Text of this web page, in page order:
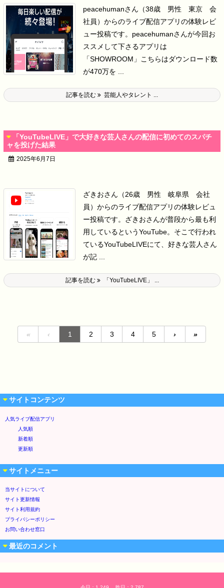
peacehumanさん（38歳 男性 東京 会
社員）からのライブ配信アプリの体験レビ
ュー投稿です。 peacehumanさんが今回お
ススメして下さるアプリは
「SHOWROOM」
こちらはダウンロード数
が470万を ...
記事を読む 芸能人やタレント ...
「YouTubeLIVE」で大好きな芸人さんの配信に初めてのスパチ
ャを投げた結果
2025年6月7日
ざきおさん（26歳 男性 岐阜県 会社
員）からのライブ配信アプリの体験レビュ
ー投稿です。 ざきおさんが普段から最も利
用しているというYouTube。 そこで行われ
ているYouTubeLIVEにて、好きな芸人さん
が記 ...
記事を読む 「YouTubeLIVE」 ...
« ‹ 1 2 3 4 5 › »
サイトコンテンツ
人気ライブ配信アプリ
人気順
新着順
更新順
サイトメニュー
当サイトについて
サイト更新情報
サイト利用規約
プライバシーポリシー
お問い合わせ窓口
最近のコメント